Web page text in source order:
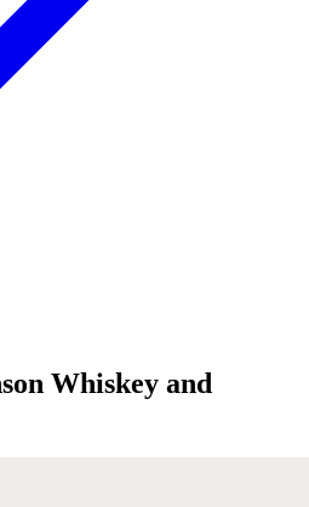
Whiskey and